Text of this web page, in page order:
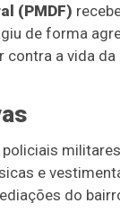
(PMDF)
de forma
a vida
e
do